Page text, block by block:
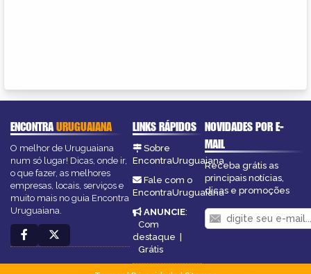
ENCONTRAURUGUAIANA
O melhor de Uruguaiana
num só lugar! Dicas, onde ir,
o que fazer, as melhores
empresas, locais, serviços e
muito mais no guia Encontra
Uruguaiana.
LINKS RÁPIDOS
Sobre
EncontraUruguaiana
Fale com o
EncontraUruguaiana
ANUNCIE:
Com
destaque |
Grátis
NOVIDADES POR E-
MAIL
Receba grátis as
principais notícias,
dicas e promoções